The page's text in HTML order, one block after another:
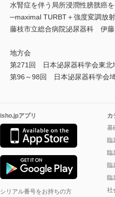
水腎症を伴う局所浸潤性膀胱癌
─maximal TURBT＋強度変調放
藤枝市立総合病院泌尿器科 伊
地方会
第271回 日本泌尿器科学会東北
第96～98回 日本泌尿器科学会
isho.jpアプリ
シリアル番号をお持ちの方
カ
基
臨
臨
臨
臨
社